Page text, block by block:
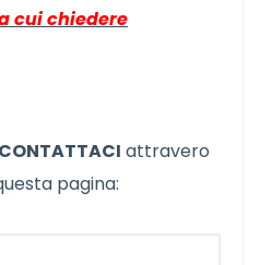
cui chiedere
CONTATTACI attravero
pagina: